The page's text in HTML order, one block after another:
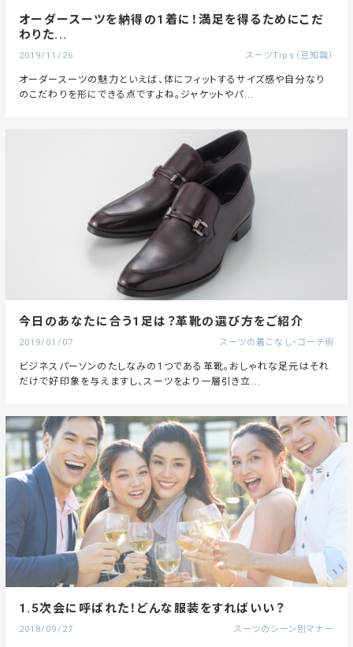
オーダースーツを納得の1着に！満足を得るためにこだ
わりた...
2019/11/26 スーツTips（豆知識）
オーダースーツの魅力といえば、体にフィットするサイズ感や自分なり
のこだわりを形にできる点ですよね。ジャケットやパ...
今日のあなたに合う1足は？革靴の選び方をご紹介
2019/01/07 スーツの着こなし・コーデ術
ビジネスパーソンのたしなみの1つである革靴。おしゃれな足元はそれ
だけで好印象を与えますし、スーツをより一層引き立...
1.5次会に呼ばれた！どんな服装をすればいい？
2018/09/27 スーツのシーン別マナー